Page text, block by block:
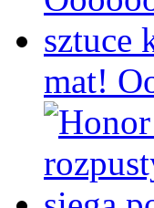
mat!